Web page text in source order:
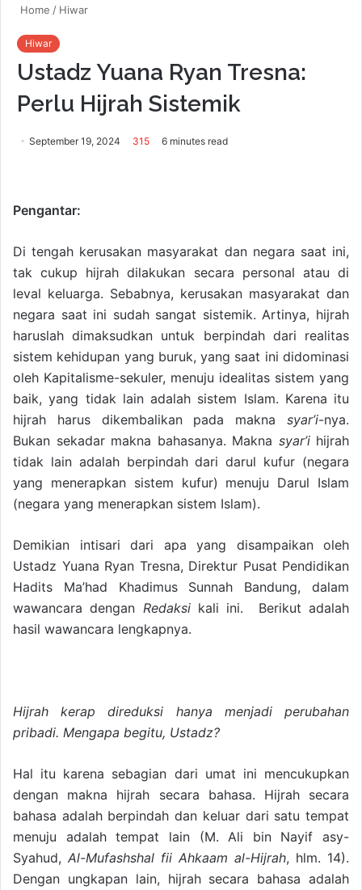
Home / Hiwar
Hiwar
Ustadz Yuana Ryan Tresna:
Perlu Hijrah Sistemik
September 19, 2024 315 6 minutes read
Pengantar:
Di tengah kerusakan masyarakat dan negara saat ini,
tak cukup hijrah dilakukan secara personal atau di
leval keluarga. Sebabnya, kerusakan masyarakat dan
negara saat ini sudah sangat sistemik. Artinya, hijrah
haruslah dimaksudkan untuk berpindah dari realitas
sistem kehidupan yang buruk, yang saat ini didominasi
oleh Kapitalisme-sekuler, menuju idealitas sistem yang
baik, yang tidak lain adalah sistem Islam. Karena itu
hijrah harus dikembalikan pada makna syar’i-nya.
Bukan sekadar makna bahasanya. Makna syar’ihijrah
tidak lain adalah berpindah dari darul kufur (negara
yang menerapkan sistem kufur) menuju Darul Islam
(negara yang menerapkan sistem Islam).
Demikian intisari dari apa yang disampaikan oleh
Ustadz Yuana Ryan Tresna, Direktur Pusat Pendidikan
Hadits Ma’had Khadimus Sunnah Bandung, dalam
wawancara dengan Redaksikali ini. Berikut adalah
hasil wawancara lengkapnya.
Hijrah kerap direduksi hanya menjadi perubahan
pribadi. Mengapa begitu, Ustadz?
Hal itu karena sebagian dari umat ini mencukupkan
dengan makna hijrah secara bahasa. Hijrah secara
bahasa adalah berpindah dan keluar dari satu tempat
menuju adalah tempat lain (M. Ali bin Nayif asy-
Syahud, Al-Mufashshal fii Ahkaam al-Hijrah, hlm. 14).
Dengan ungkapan lain, hijrah secara bahasa adalah